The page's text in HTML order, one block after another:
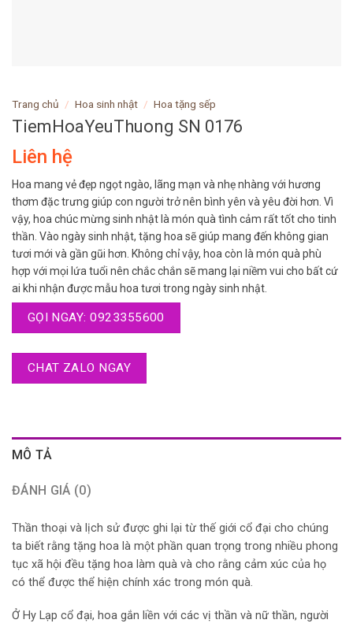
Trang chủ / Hoa sinh nhật / Hoa tặng sếp
TiemHoaYeuThuong SN 0176
Liên hệ
Hoa mang vẻ đẹp ngọt ngào, lãng mạn và nhẹ nhàng với hương
thơm đặc trưng giúp con người trở nên bình yên và yêu đời hơn. Vì
vậy, hoa chúc mừng sinh nhật là món quà tình cảm rất tốt cho tinh
thần. Vào ngày sinh nhật, tặng hoa sẽ giúp mang đến không gian
tươi mới và gần gũi hơn. Không chỉ vậy, hoa còn là món quà phù
hợp với mọi lứa tuổi nên chắc chắn sẽ mang lại niềm vui cho bất cứ
ai khi nhận được mẫu hoa tươi trong ngày sinh nhật.
GỌI NGAY: 0923355600
CHAT ZALO NGAY
MÔ TẢ
ĐÁNH GIÁ (0)
Thần thoại và lịch sử được ghi lại từ thế giới cổ đại cho chúng
ta biết rằng tặng hoa là một phần quan trọng trong nhiều phong
tục xã hội đều tặng hoa làm quà và cho rằng cảm xúc của họ
có thể được thể hiện chính xác trong món quà.
Ở Hy Lạp cổ đại, hoa gắn liền với các vị thần và nữ thần, người